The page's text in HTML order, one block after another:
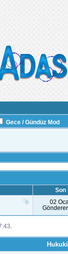
Gece / Gündüz Mod
Son
02